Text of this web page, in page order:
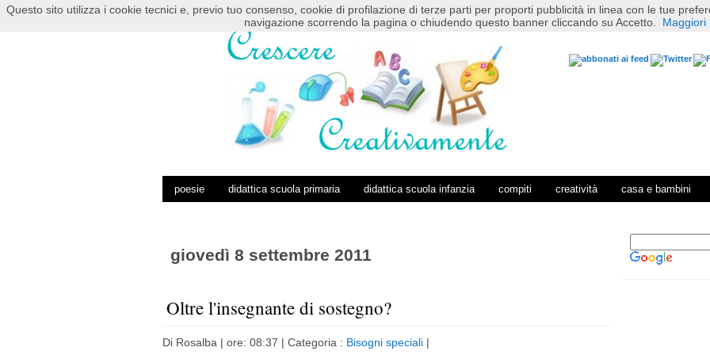
HOME POSTS RSS COMMENTS RSS
poesie didattica scuola primaria didattica scuola infanzia compiti creatività casa e bambini
giovedì 8 settembre 2011
Oltre l'insegnante di sostegno?
Di Rosalba | ore: 08:37 | Categoria : Bisogni speciali |
Questo sito utilizza i cookie tecnici e, previo tuo consenso, cookie di profilazione di terze parti per proporti pubblicità in linea con le tue
navigazione scorrendo la pagina o chiudendo questo banner cliccando su Accetto.
Maggiori